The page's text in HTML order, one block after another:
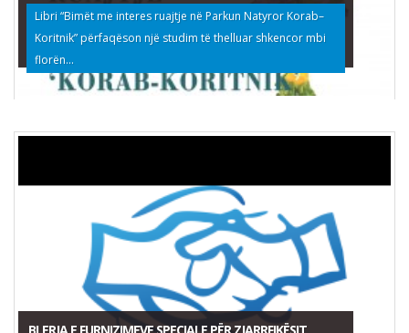
Libri “Bimët me interes ruajtje në Parkun Natyror Korab–
Koritnik” përfaqëson një studim të thelluar shkencor mbi
florën...